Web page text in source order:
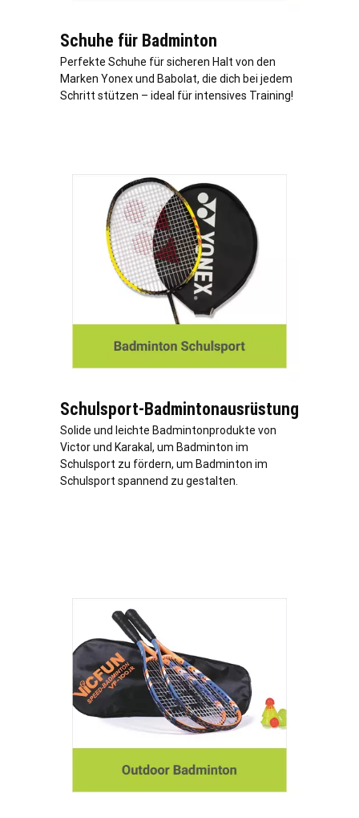
Schuhe für Badminton
Perfekte Schuhe für sicheren Halt von den
Marken Yonex und Babolat, die dich bei jedem
Schritt stützen – ideal für intensives Training!
Schulsport-Badmintonausrüstung
Solide und leichte Badmintonprodukte von
Victor und Karakal, um Badminton im
Schulsport zu fördern, um Badminton im
Schulsport spannend zu gestalten.